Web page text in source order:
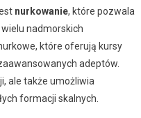
nurkowanie, które pozwala
nadmorskich
które oferują kursy
adeptów.
ale także umożliwia
formacji skalnych.